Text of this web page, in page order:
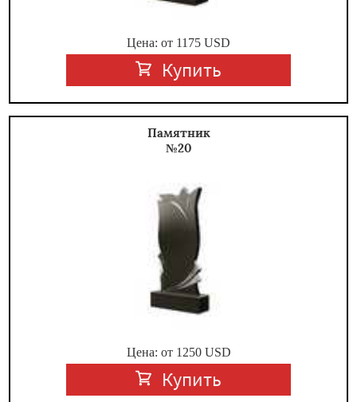
Цена: от 1175 USD
Купить
Памятник
№20
Цена: от 1250USD
Купить